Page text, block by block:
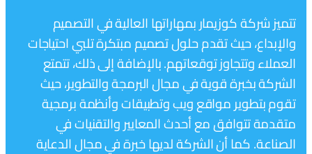
تتميز شركة كوزيمار بمهاراتها العالية في التصميم
والإبداع، حيث تقدم حلول تصميم مبتكرة تلبي احتياجات
العملاء وتتجاوز توقعاتهم. بالإضافة إلى ذلك، تتمتع
الشركة بخبرة قوية في مجال البرمجة والتطوير، حيث
تقوم بتطوير مواقع ويب وتطبيقات وأنظمة برمجية
متقدمة تتوافق مع أحدث المعايير والتقنيات في
الصناعة. كما أن الشركة لديها خبرة في مجال الدعاية